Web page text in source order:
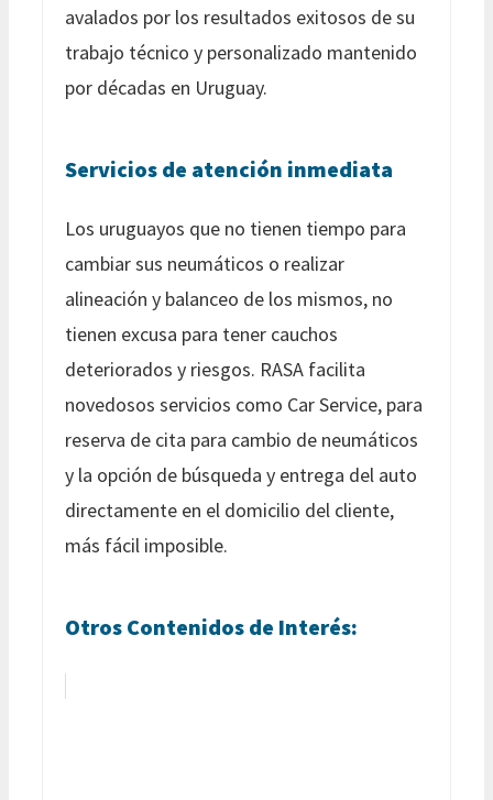
avalados por los resultados exitosos de su
trabajo técnico y personalizado mantenido
por décadas en Uruguay.
Servicios de atención inmediata
Los uruguayos que no tienen tiempo para
cambiar sus neumáticos o realizar
alineación y balanceo de los mismos, no
tienen excusa para tener cauchos
deteriorados y riesgos. RASA facilita
novedosos servicios como Car Service, para
reserva de cita para cambio de neumáticos
y la opción de búsqueda y entrega del auto
directamente en el domicilio del cliente,
más fácil imposible.
Otros Contenidos de Interés: